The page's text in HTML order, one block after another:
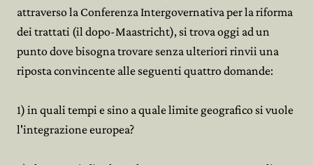
attraverso la Conferenza Intergovernativa per la riforma
dei trattati (il dopo-Maastricht), si trova oggi ad un
punto dove bisogna trovare senza ulteriori rinvii una
riposta convincente alle seguenti quattro domande:
1) in quali tempi e sino a quale limite geografico si vuole
l'integrazione europea?